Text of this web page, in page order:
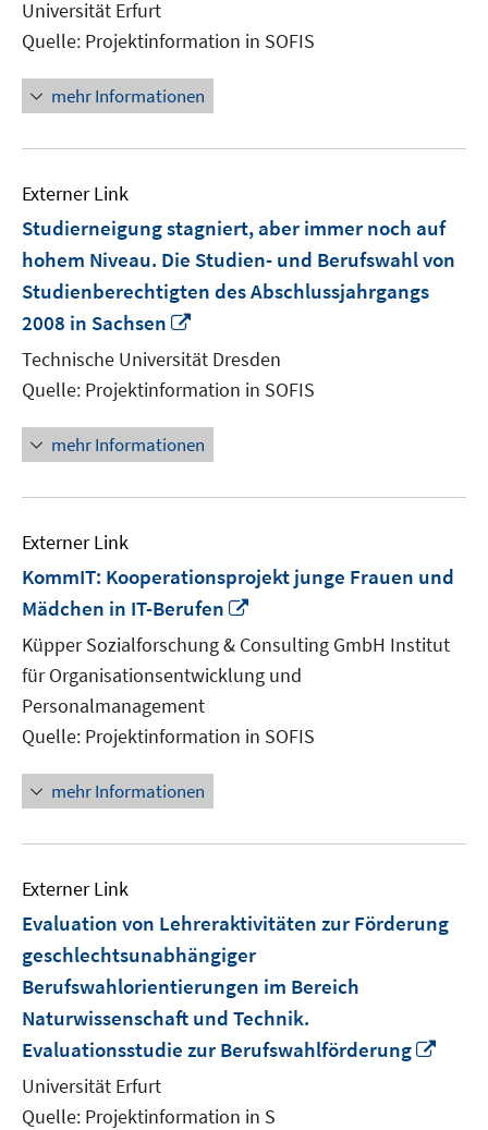
öffnen
Universität Erfurt
Quelle: Projektinformation in SOFIS
mehr Informationen
Externer Link
Studierneigung stagniert, aber immer noch auf
hohem Niveau. Die Studien- und Berufswahl von
Studienberechtigten des Abschlussjahrgangs
2008 in Sachsen
Fenster
öffnen
Technische Universität Dresden
Quelle: Projektinformation in SOFIS
mehr Informationen
Externer Link
KommIT: Kooperationsprojekt junge Frauen und
Mädchen in IT-Berufen
neuem
Fenster
öffnen
Küpper Sozialforschung & Consulting GmbH Institut
für Organisationsentwicklung und
Personalmanagement
Quelle: Projektinformation in SOFIS
mehr Informationen
Externer Link
Evaluation von Lehreraktivitäten zur Förderung
geschlechtsunabhängiger
Berufswahlorientierungen im Bereich
Naturwissenschaft und Technik.
Evaluationsstudie zur Berufswahlförderung
Universität Erfurt
Quelle: Projektinformation in S